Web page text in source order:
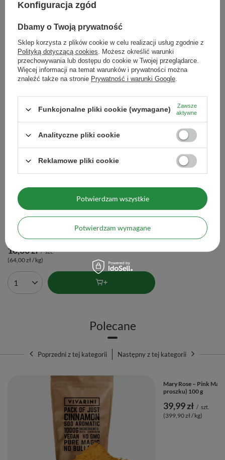
godnymi zaufania plantatorami i dostawcami, którzy
spełniają szereg rygorystycznych norm.
Produkty marki Vivarini uzyskały odpowiednie
certyfikaty jakości potwierdzające zgodność z wymogami
bezpieczeństwa żywności oraz gwarantujące ich
naturalne pochodzenie (no GMO!).
Zamówione produkty otrzymasz w szczelnym,
dostosowanym do przechowywania żywności
opakowaniu, które zapewnia doskonałą ochronę
zawartości przed czynnikami zewnętrznymi i utratą
Nazwa handlowa
Vivarini - Kardamon nasiona
Rodzaj
Kardamon
Maksymalna ilość towaru w
zamówieniu dla rozmiarów
1000
Zobacz również
Vivarini – Daktyle bezpestkowe 250 g
16,00 zł / szt.
(64,00 zł / kg)
Ilość produktów
Vivarini – Papaja
13,00 zł
(130,00 zł / kg)
Ilość produktów
Polecane
Poprzedni z tej kategorii Następny z tej kategorii
Mary Rose – Pink
proszku) 100 g
39,99 zł / szt.
(399,90 zł / kg)
Konfiguracja zgód
Dbamy o Twoją prywatność
Sklep korzysta z plików cookie w celu realizacji usług zgodnie z
Polityką dotyczącą cookies. Możesz określić warunki
przechowywania lub dostępu do cookie w Twojej przeglądarce.
Więcej informacji na temat warunków i prywatności można
znaleźć także na stronie Prywatność i warunki Google.
Funkcjonalne pliki cookie (wymagane)
Zawsze
aktywne
Analityczne pliki cookie
Reklamowe pliki cookie
Potwierdzam wymagane
Potwierdzam wszystkie